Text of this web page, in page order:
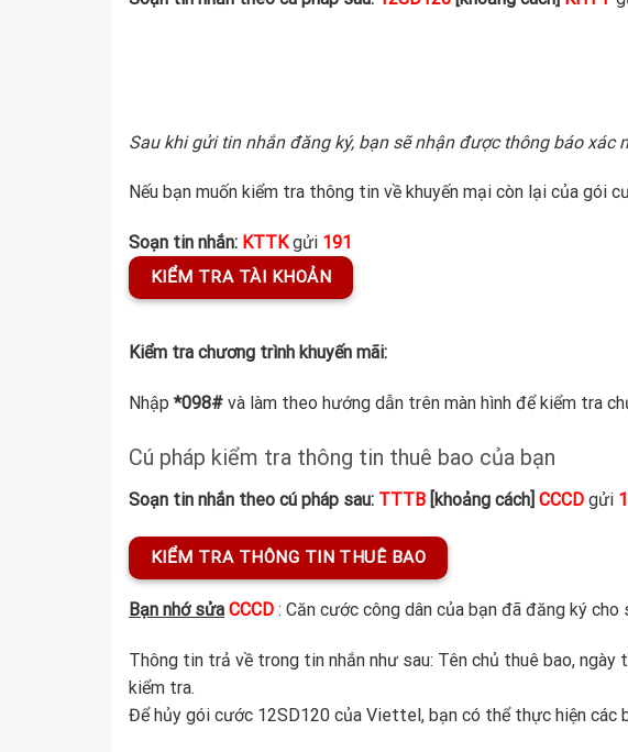
Sau khi gửi tin nhắn đăng ký, bạn sẽ nhận được thông báo xác
Nếu bạn muốn kiểm tra thông tin về khuyến mại còn lại của gói
Soạn tin nhắn: KTTKgửi 191
KIỂM TRA TÀI KHOẢN
Kiểm tra chương trình khuyến mãi:
Nhập *098# và làm theo hướng dẫn trên màn hình để kiểm tra
Cú pháp kiểm tra thông tin thuê bao của bạn
Soạn tin nhắn theo cú pháp sau: TTTB [khoảng cách] CCCD gửi
KIỂM TRA THÔNG TIN THUÊ BAO
Bạn nhớ sửa CCCD : Căn cước công dân của bạn đã đăng ký
Thông tin trả về trong tin nhắn như sau: Tên chủ thuê bao, ngày
kiểm tra.
Để hủy gói cước 12SD120 của Viettel, bạn có thể thực hiện các